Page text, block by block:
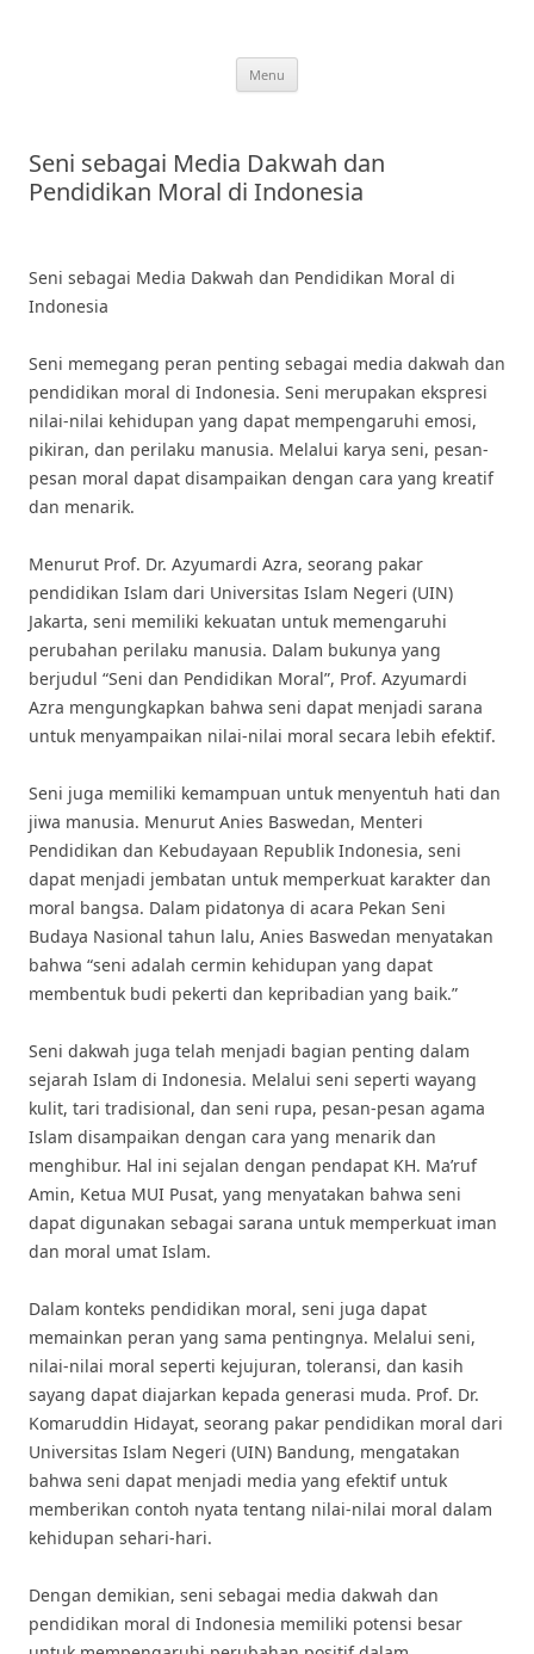
Menu
Seni sebagai Media Dakwah dan
Pendidikan Moral di Indonesia
Seni sebagai Media Dakwah dan Pendidikan Moral di
Indonesia
Seni memegang peran penting sebagai media dakwah dan
pendidikan moral di Indonesia. Seni merupakan ekspresi
nilai-nilai kehidupan yang dapat mempengaruhi emosi,
pikiran, dan perilaku manusia. Melalui karya seni, pesan-
pesan moral dapat disampaikan dengan cara yang kreatif
dan menarik.
Menurut Prof. Dr. Azyumardi Azra, seorang pakar
pendidikan Islam dari Universitas Islam Negeri (UIN)
Jakarta, seni memiliki kekuatan untuk memengaruhi
perubahan perilaku manusia. Dalam bukunya yang
berjudul “Seni dan Pendidikan Moral”, Prof. Azyumardi
Azra mengungkapkan bahwa seni dapat menjadi sarana
untuk menyampaikan nilai-nilai moral secara lebih efektif.
Seni juga memiliki kemampuan untuk menyentuh hati dan
jiwa manusia. Menurut Anies Baswedan, Menteri
Pendidikan dan Kebudayaan Republik Indonesia, seni
dapat menjadi jembatan untuk memperkuat karakter dan
moral bangsa. Dalam pidatonya di acara Pekan Seni
Budaya Nasional tahun lalu, Anies Baswedan menyatakan
bahwa “seni adalah cermin kehidupan yang dapat
membentuk budi pekerti dan kepribadian yang baik.”
Seni dakwah juga telah menjadi bagian penting dalam
sejarah Islam di Indonesia. Melalui seni seperti wayang
kulit, tari tradisional, dan seni rupa, pesan-pesan agama
Islam disampaikan dengan cara yang menarik dan
menghibur. Hal ini sejalan dengan pendapat KH. Ma’ruf
Amin, Ketua MUI Pusat, yang menyatakan bahwa seni
dapat digunakan sebagai sarana untuk memperkuat iman
dan moral umat Islam.
Dalam konteks pendidikan moral, seni juga dapat
memainkan peran yang sama pentingnya. Melalui seni,
nilai-nilai moral seperti kejujuran, toleransi, dan kasih
sayang dapat diajarkan kepada generasi muda. Prof. Dr.
Komaruddin Hidayat, seorang pakar pendidikan moral dari
Universitas Islam Negeri (UIN) Bandung, mengatakan
bahwa seni dapat menjadi media yang efektif untuk
memberikan contoh nyata tentang nilai-nilai moral dalam
kehidupan sehari-hari.
Dengan demikian, seni sebagai media dakwah dan
pendidikan moral di Indonesia memiliki potensi besar